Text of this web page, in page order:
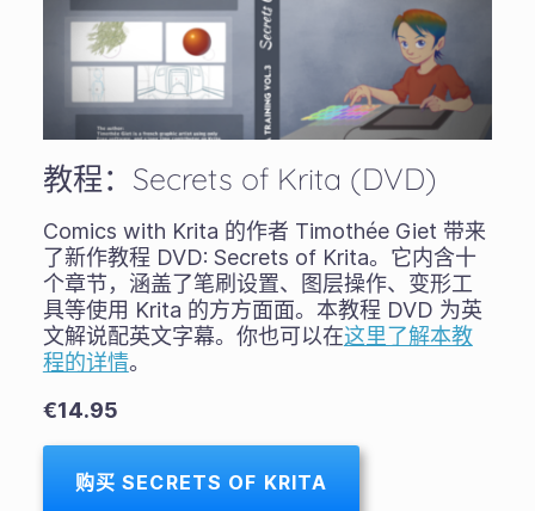
教程：Secrets of Krita (DVD)
Comics with Krita 的作者 Timothée Giet 带来
了新作教程 DVD: Secrets of Krita。它内含十
个章节，涵盖了笔刷设置、图层操作、变形工
具等使用 Krita 的方方面面。本教程 DVD 为英
文解说配英文字幕。你也可以在这里了解本教
程的详情。
€14.95
购买 SECRETS OF KRITA